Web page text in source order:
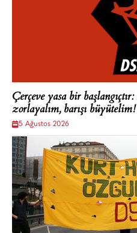
Çerçeve yasa bir
zorlayalım, barışı büyütelim!
5 Ağustos 2026